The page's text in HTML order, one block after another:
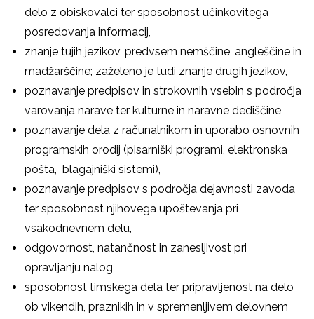
delo z obiskovalci ter sposobnost učinkovitega
posredovanja informacij,
znanje tujih jezikov, predvsem nemščine, angleščine in
madžarščine; zaželeno je tudi znanje drugih jezikov,
poznavanje predpisov in strokovnih vsebin s področja
varovanja narave ter kulturne in naravne dediščine,
poznavanje dela z računalnikom in uporabo osnovnih
programskih orodij (pisarniški programi, elektronska
pošta, blagajniški sistemi),
poznavanje predpisov s področja dejavnosti zavoda
ter sposobnost njihovega upoštevanja pri
vsakodnevnem delu,
odgovornost, natančnost in zanesljivost pri
opravljanju nalog,
sposobnost timskega dela ter pripravljenost na delo
ob vikendih, praznikih in v spremenljivem delovnem